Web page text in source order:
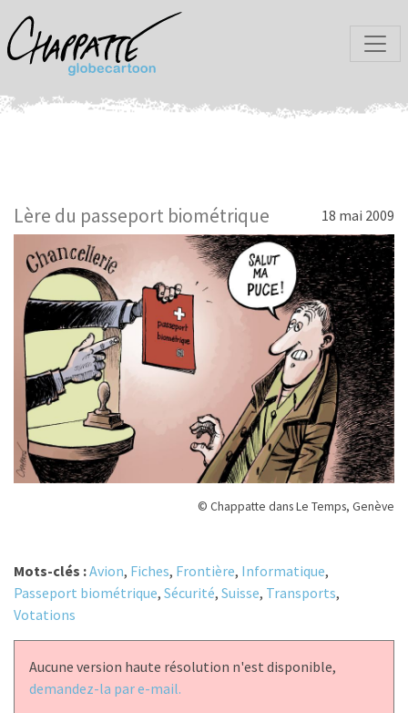
Lère du passeport biométrique 18 mai 2009
© Chappatte dans Le Temps, Genève
Mots-clés :Avion, Fiches, Frontière, Informatique,
Passeport biométrique, Sécurité, Suisse, Transports,
Votations
Aucune version haute résolution n'est disponible,
demandez-la par e-mail.